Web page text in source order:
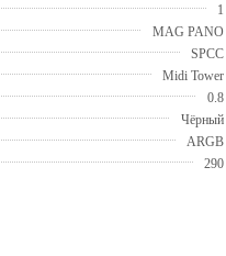
1
MAG PANO
SPCC
Midi Tower
0.8
Чёрный
ARGB
290